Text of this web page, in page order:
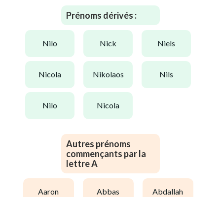
Prénoms dérivés :
nilo nick niels
nicola nikolaos nils
nilo nicola
Autres prénoms
commençants par la
lettre A
aaron abbas abdallah